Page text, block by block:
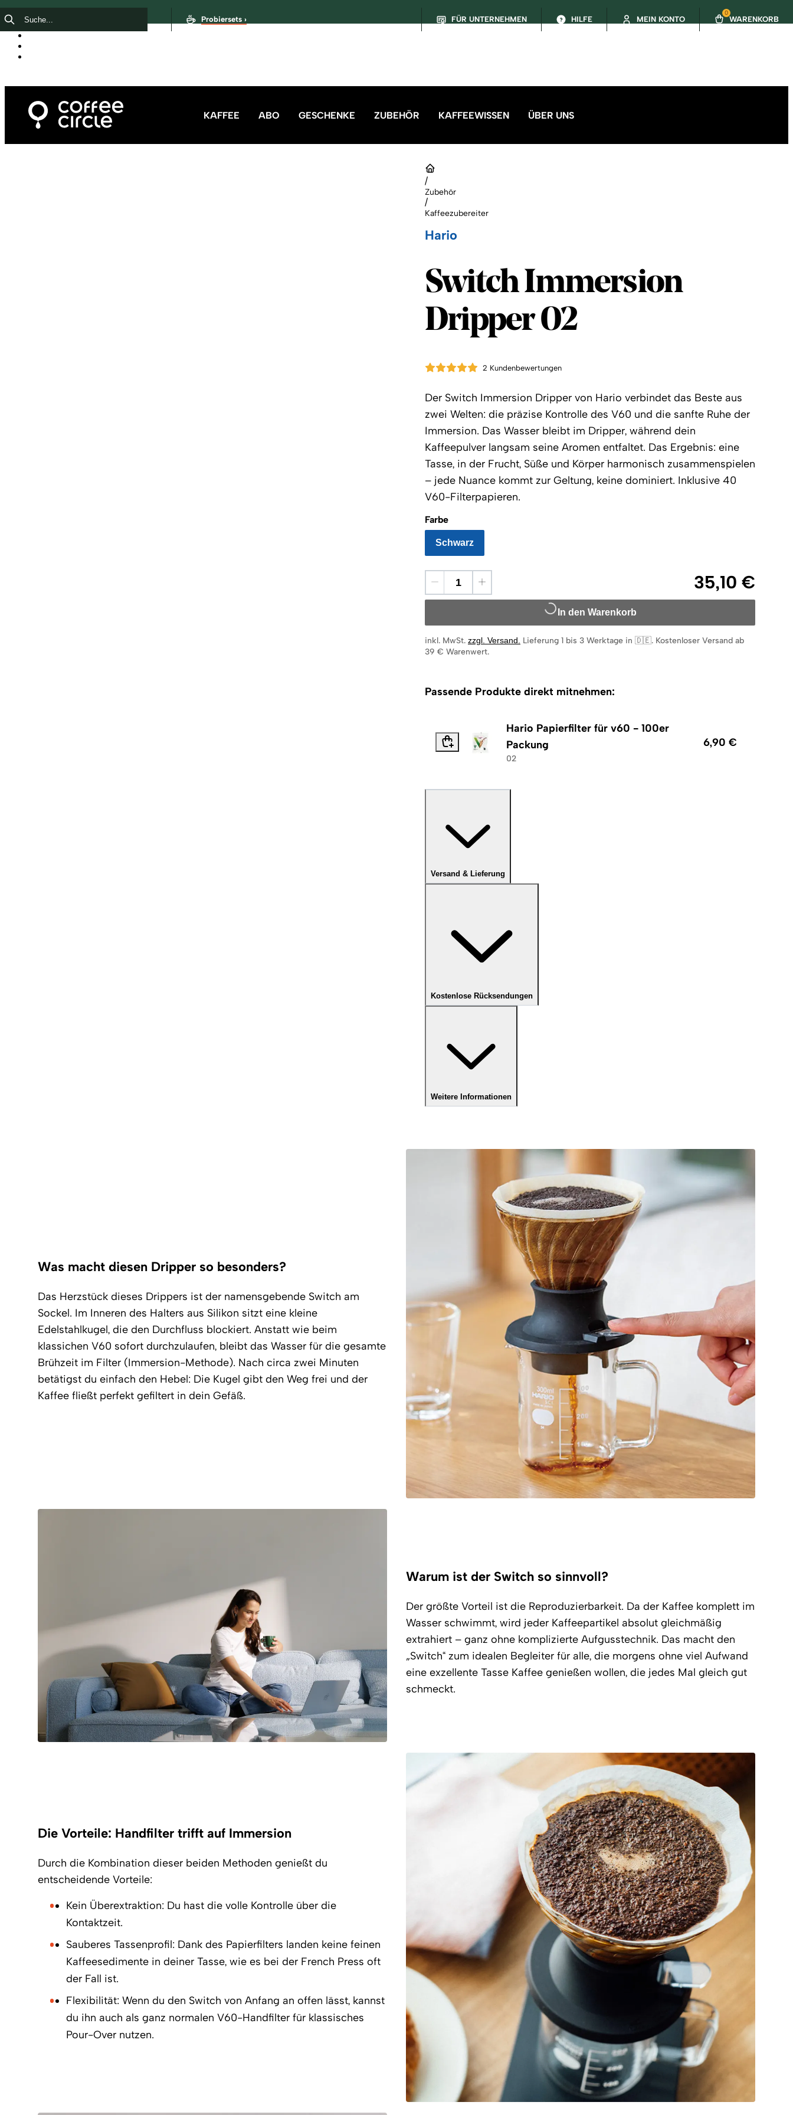
Probiersets › FÜR UNTERNEHMEN HILFE MEIN KONTO
0
WARENKORB
KAFFEE ABO GESCHENKE ZUBEHÖR KAFFEEWISSEN ÜBER UNS
/
Zubehör
/
Kaffeezubereiter
Farbe
Schwarz
Hario
Hario
Switch Immersion
Dripper 02
2 Kundenbewertungen
Der Switch Immersion Dripper von Hario verbindet das Beste aus
zwei Welten: die präzise Kontrolle des V60 und die sanfte Ruhe der
Immersion. Das Wasser bleibt im Dripper, während dein
Kaffeepulver langsam seine Aromen entfaltet. Das Ergebnis: eine
Tasse, in der Frucht, Süße und Körper harmonisch zusammenspielen
– jede Nuance kommt zur Geltung, keine dominiert. Inklusive 40
V60-Filterpapieren.
35,10 €
In den Warenkorb
inkl. MwSt. zzgl. Versand Lieferung 1 bis 3 Werktage in 🇩🇪. Kostenloser Versand ab
39 € Warenwert.
Passende Produkte direkt mitnehmen:
Hario Papierfilter für v60 - 100er
Packung
02
6,90 €
Versand & Lieferung
Kostenlose Rücksendungen
Weitere Informationen
Was macht diesen Dripper so besonders?
Das Herzstück dieses Drippers ist der namensgebende Switch am
Sockel. Im Inneren des Halters aus Silikon sitzt eine kleine
Edelstahlkugel, die den Durchfluss blockiert. Anstatt wie beim
klassichen V60 sofort durchzulaufen, bleibt das Wasser für die gesamte
Brühzeit im Filter (Immersion-Methode). Nach circa zwei Minuten
betätigst du einfach den Hebel: Die Kugel gibt den Weg frei und der
Kaffee fließt perfekt gefiltert in dein Gefäß.
Warum ist der Switch so sinnvoll?
Der größte Vorteil ist die Reproduzierbarkeit. Da der Kaffee komplett im
Wasser schwimmt, wird jeder Kaffeepartikel absolut gleichmäßig
extrahiert – ganz ohne komplizierte Aufgusstechnik. Das macht den
„Switch“ zum idealen Begleiter für alle, die morgens ohne viel Aufwand
eine exzellente Tasse Kaffee genießen wollen, die jedes Mal gleich gut
schmeckt.
Die Vorteile: Handfilter trifft auf Immersion
Durch die Kombination dieser beiden Methoden genießt du
entscheidende Vorteile:
Kein Überextraktion: Du hast die volle Kontrolle über die
Kontaktzeit.
Sauberes Tassenprofil: Dank des Papierfilters landen keine feinen
Kaffeesedimente in deiner Tasse, wie es bei der French Press oft
der Fall ist.
Flexibilität: Wenn du den Switch von Anfang an offen lässt, kannst
du ihn auch als ganz normalen V60-Handfilter für klassisches
Pour-Over nutzen.